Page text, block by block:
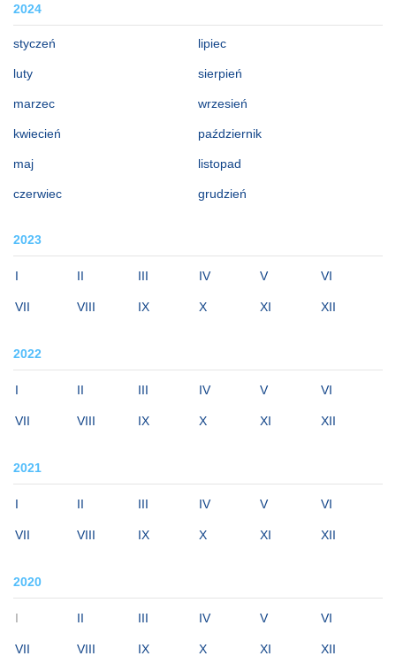
2024
styczeń
luty
marzec
kwiecień
maj
czerwiec
lipiec
sierpień
wrzesień
październik
listopad
grudzień
2023
I II III IV V VI
VII VIII IX X XI XII
2022
I II III IV V VI
VII VIII IX X XI XII
2021
I II III IV V VI
VII VIII IX X XI XII
2020
I II III IV V VI
VII VIII IX X XI XII